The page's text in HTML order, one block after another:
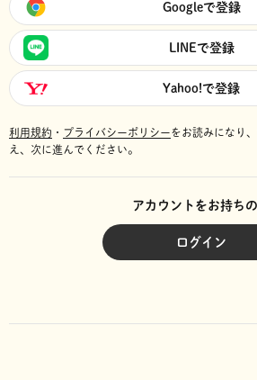
Googleで登録
LINEで登録
Yahoo!で登録
利用規約 ・ プライバシーポリシーをお読みになり、
え、次に進んでください。
アカウントをお持ち
ログイン